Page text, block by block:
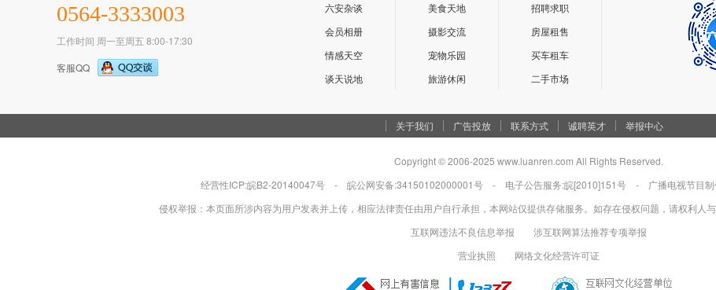
论
0564-3333003
工作时间 周一至周五 8:00-17:30
客服QQ
六安杂谈
会员相册
情感天空
谈天说地
美食天地
摄影交流
宠物乐园
旅游休闲
招聘求职
房屋租售
买车租车
二手市场
关于我们 广告投放 联系方式 诚聘英才 举报中心
Copyright © 2006-2025 www.luanren.com All Rights Reserved.
经营性ICP:皖B2-20140047号- 皖公网安备:34150102000001号- 电子公告服务:皖[2010]151号 - 广播电视节目
侵权举报：本页面所涉内容为用户发表并上传，相应法律责任由用户自行承担，本网站仅提供存储服务。如存在侵权问题，请权利人
互联网违法不良信息举报
涉互联网算法推荐专项举报
营业执照
网络文化经营许可证